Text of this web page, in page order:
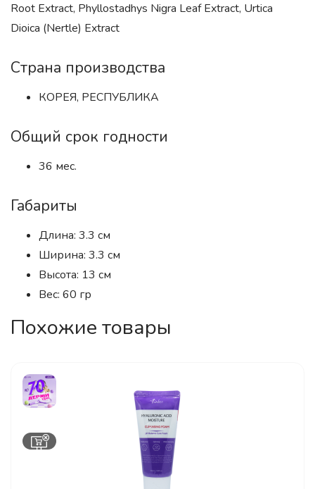
Root Extract, Phyllostadhys Nigra Leaf Extract, Urtica
Dioica (Nertle) Extract
Страна производства
КОРЕЯ, РЕСПУБЛИКА
Общий срок годности
36 мес.
Габариты
Длина: 3.3 см
Ширина: 3.3 см
Высота: 13 см
Вес: 60 гр
Похожие товары